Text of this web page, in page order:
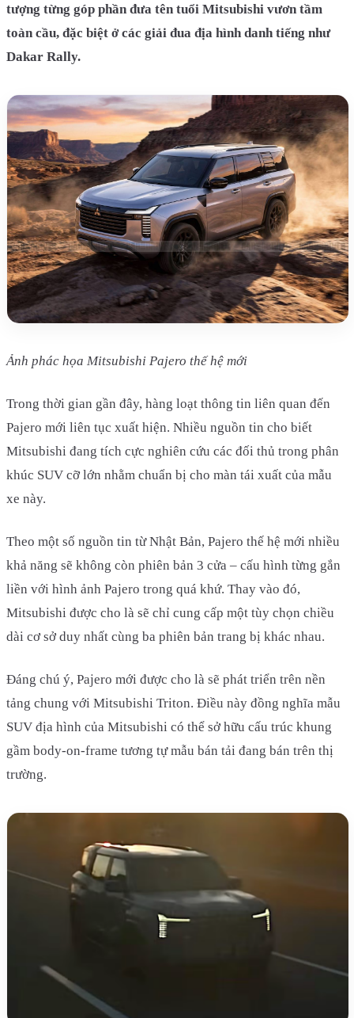
tượng từng góp phần đưa tên tuổi Mitsubishi vươn tầm
toàn cầu, đặc biệt ở các giải đua địa hình danh tiếng như
Dakar Rally.
Ảnh phác họa Mitsubishi Pajero thế hệ mới
Trong thời gian gần đây, hàng loạt thông tin liên quan đến
Pajero mới liên tục xuất hiện. Nhiều nguồn tin cho biết
Mitsubishi đang tích cực nghiên cứu các đối thủ trong phân
khúc SUV cỡ lớn nhằm chuẩn bị cho màn tái xuất của mẫu
xe này.
Theo một số nguồn tin từ Nhật Bản, Pajero thế hệ mới nhiều
khả năng sẽ không còn phiên bản 3 cửa – cấu hình từng gắn
liền với hình ảnh Pajero trong quá khứ. Thay vào đó,
Mitsubishi được cho là sẽ chỉ cung cấp một tùy chọn chiều
dài cơ sở duy nhất cùng ba phiên bản trang bị khác nhau.
Đáng chú ý, Pajero mới được cho là sẽ phát triển trên nền
tảng chung với Mitsubishi Triton. Điều này đồng nghĩa mẫu
SUV địa hình của Mitsubishi có thể sở hữu cấu trúc khung
gầm body-on-frame tương tự mẫu bán tải đang bán trên thị
trường.